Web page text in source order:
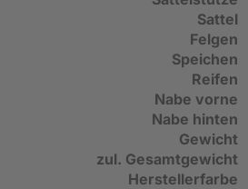
Sattel
Felgen
Speichen
Reifen
Nabe vorne
Nabe hinten
Gewicht
zul. Gesamtgewicht
Herstellerfarbe